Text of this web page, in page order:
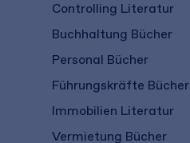
Controlling Literatur
Buchhaltung Bücher
Personal Bücher
Führungskräfte Bücher
Immobilien Literatur
Vermietung Bücher